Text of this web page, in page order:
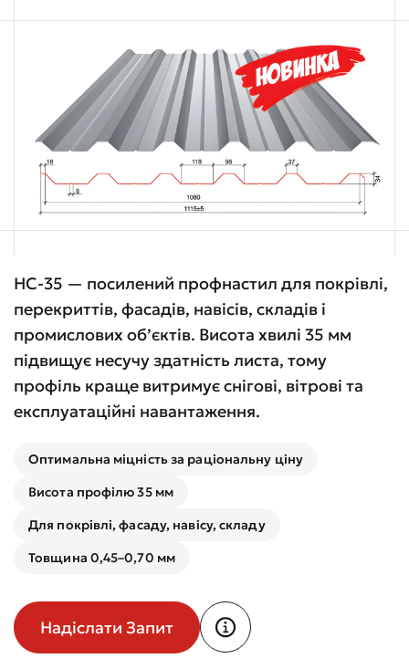
НС-35 — посилений профнастил для покрівлі,
перекриттів, фасадів, навісів, складів і
промислових об’єктів. Висота хвилі 35 мм
підвищує несучу здатність листа, тому
профіль краще витримує снігові, вітрові та
експлуатаційні навантаження.
Оптимальна міцність за раціональну ціну
Висота профілю 35 мм
Для покрівлі, фасаду, навісу, складу
Товщина 0,45–0,70 мм
Надіслати Запит